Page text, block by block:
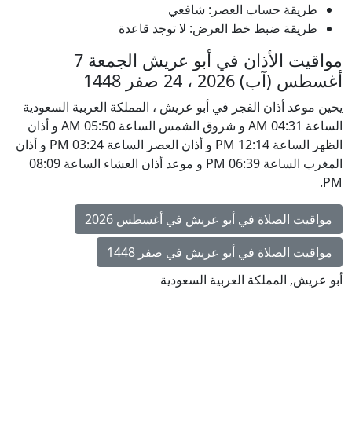
طريقة حساب العصر: شافعي
طريقة ضبط خط العرض: لا توجد قاعدة
مواقيت الأذان في أبو عريش الجمعة 7
أغسطس (آب) 2026 ، 24 صفر 1448
يحين موعد أذان الفجر في أبو عريش ، المملكة العربية السعودية
الساعة 04:31 AM و شروق الشمس الساعة 05:50 AM و أذان
الظهر الساعة 12:14 PM و أذان العصر الساعة 03:24 PM و أذان
المغرب الساعة 06:39 PM و موعد أذان العشاء الساعة 08:09
PM.
مواقيت الصلاة في أبو عريش في أغسطس 2026
مواقيت الصلاة في أبو عريش في صفر 1448
أبو عريش, المملكة العربية السعودية